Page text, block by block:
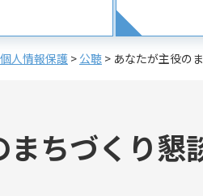
人情報保護> 公聴 > あなたが主役の
ちづくり懇